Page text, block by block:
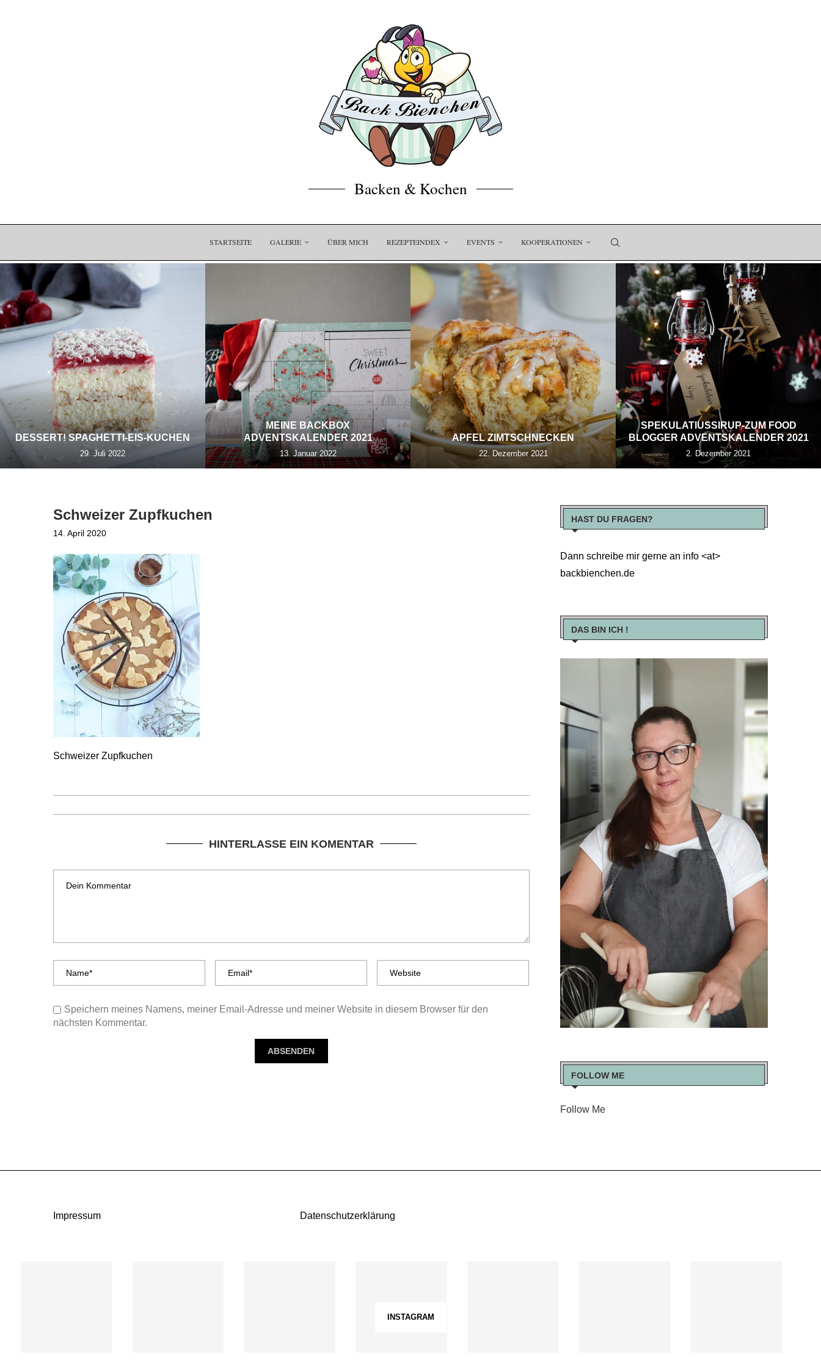
Backen & Kochen
STARTSEITE GALERIE ÜBER MICH REZEPTEINDEX EVENTS KOOPERATIONEN
DESSERT! SPAGHETTI-EIS-KUCHEN
29. Juli 2022
MEINE BACKBOX
ADVENTSKALENDER 2021
13. Januar 2022
APFEL ZIMTSCHNECKEN
22. Dezember 2021
SPEKULATIUSSIRUP-ZUM FOOD
BLOGGER ADVENTSKALENDER 2021
2. Dezember 2021
Schweizer Zupfkuchen
14. April 2020
Schweizer Zupfkuchen
HINTERLASSE EIN KOMENTAR
Speichern meines Namens, meiner Email-Adresse und meiner Website in diesem Browser für den
nächsten Kommentar.
HAST DU FRAGEN?
Dann schreibe mir gerne an info <at>
backbienchen.de
DAS BIN ICH !
FOLLOW ME
Follow Me
Impressum Datenschutzerklärung
INSTAGRAM